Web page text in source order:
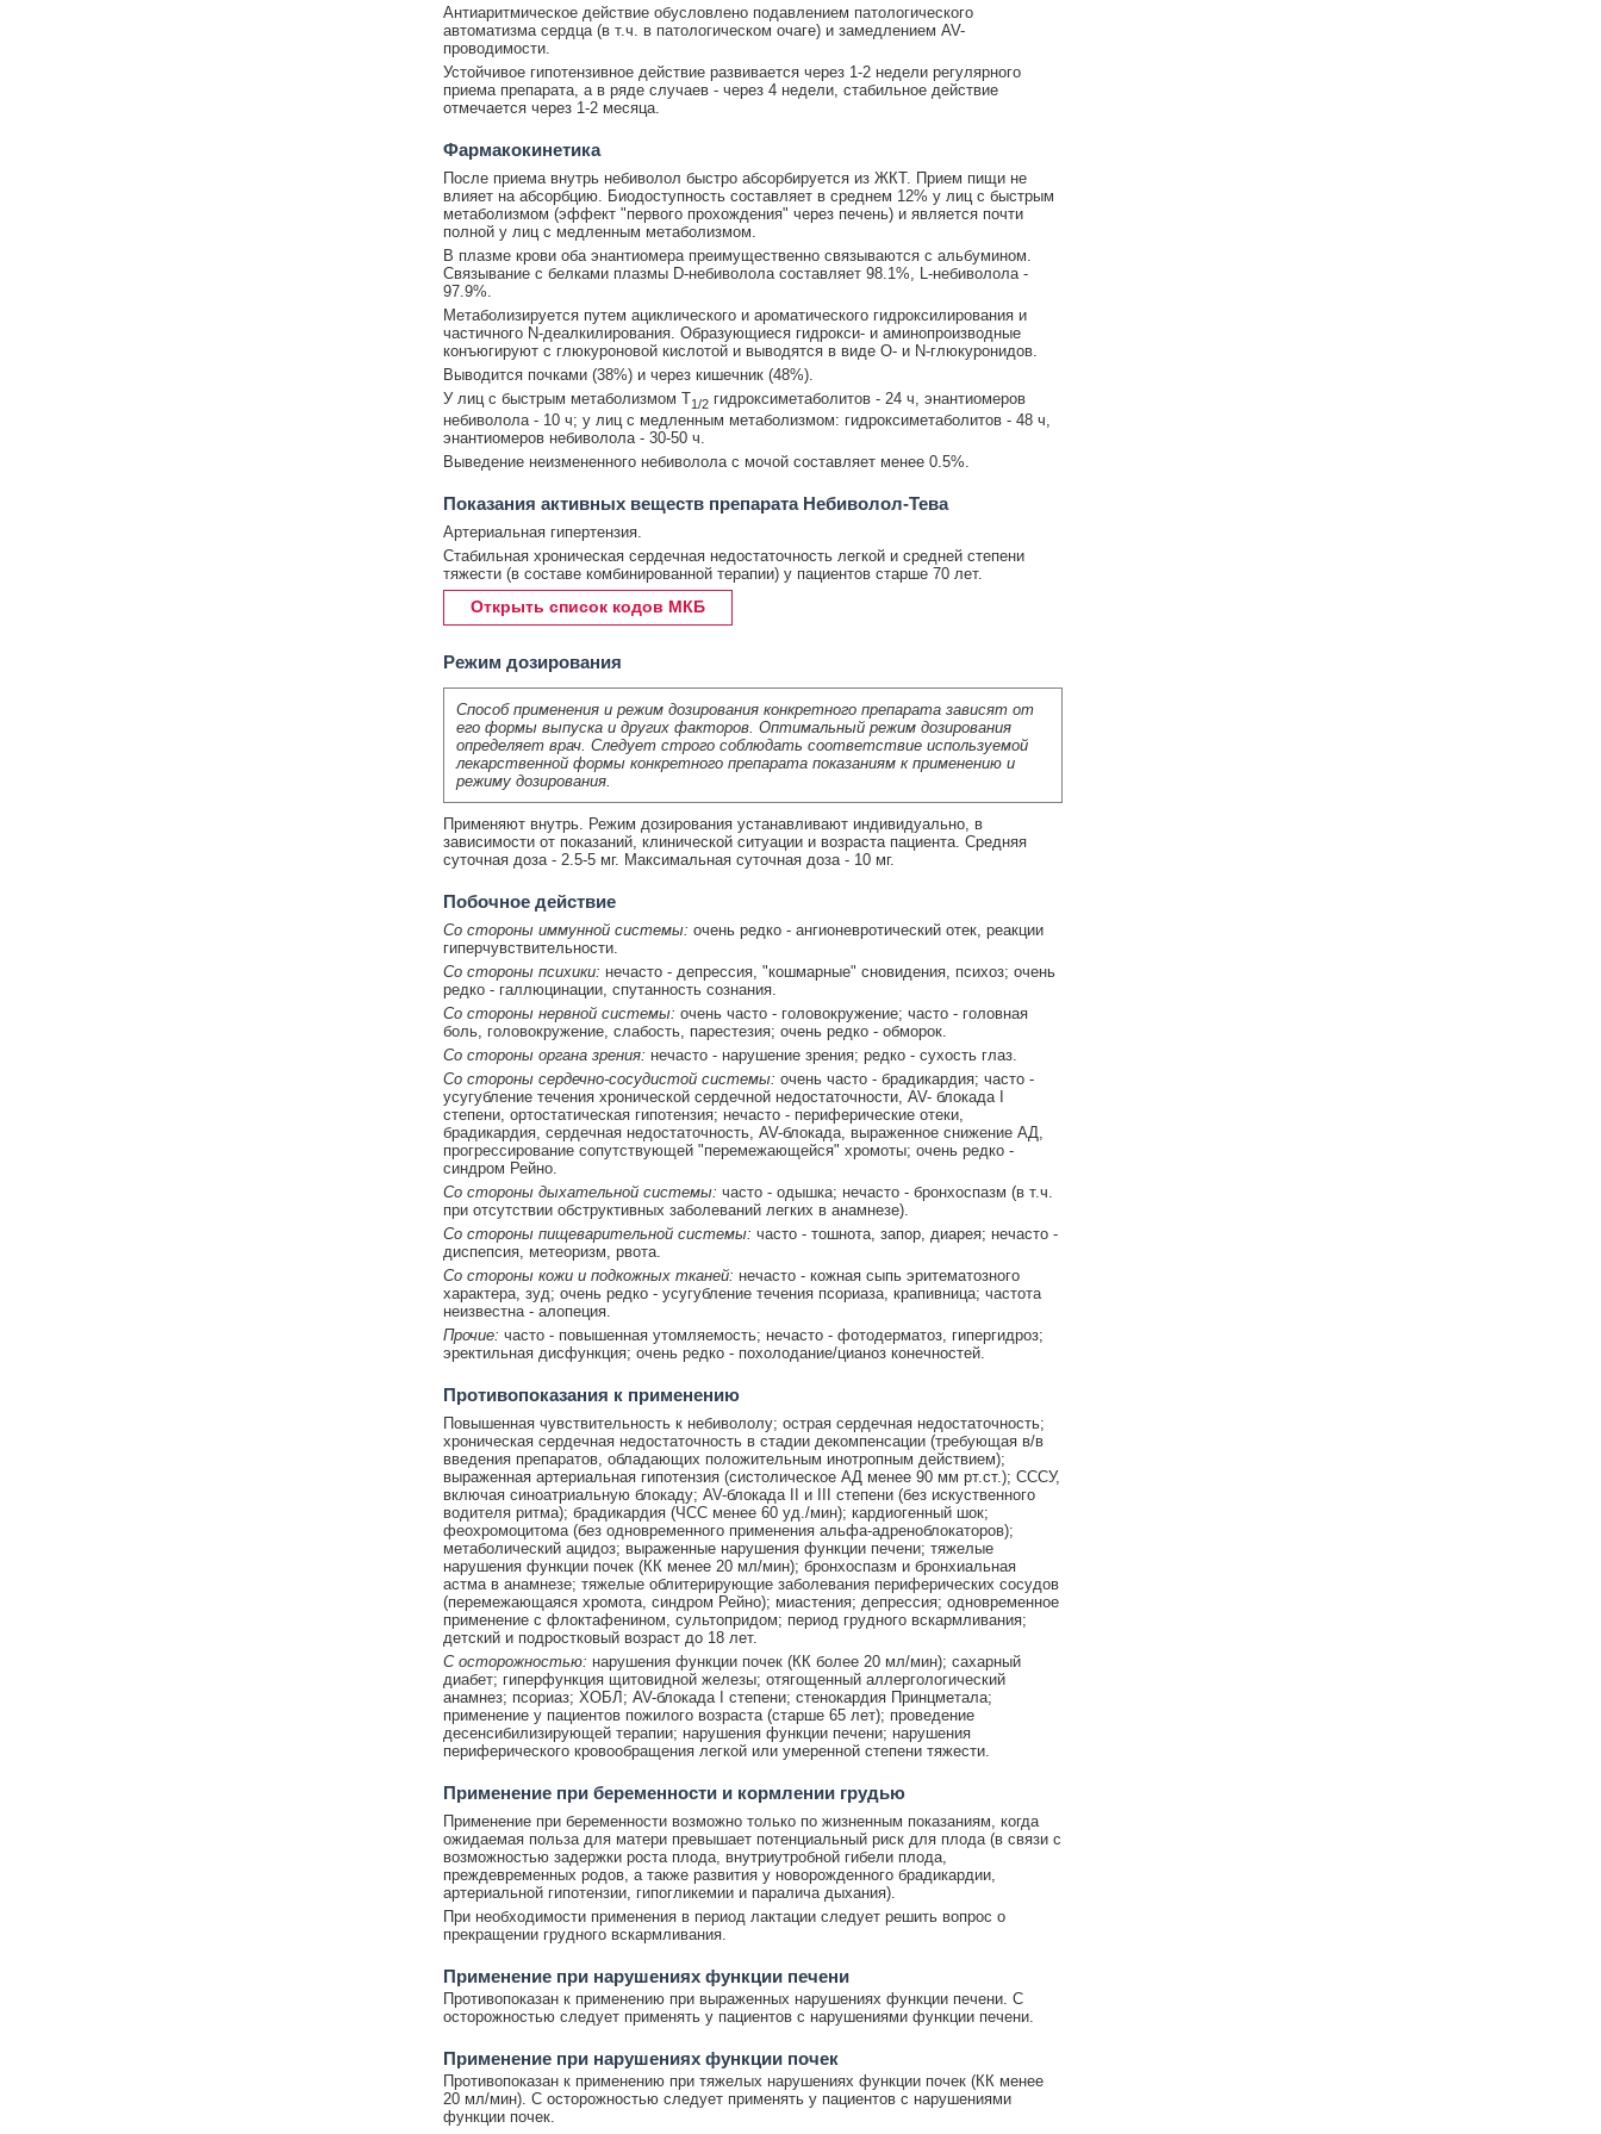
Антиаритмическое действие обусловлено подавлением патологического
автоматизма сердца (в т.ч. в патологическом очаге) и замедлением AV-
проводимости.
Устойчивое гипотензивное действие развивается через 1-2 недели регулярного
приема препарата, а в ряде случаев - через 4 недели, стабильное действие
отмечается через 1-2 месяца.
Фармакокинетика
После приема внутрь небиволол быстро абсорбируется из ЖКТ. Прием пищи не
влияет на абсорбцию. Биодоступность составляет в среднем 12% у лиц с быстрым
метаболизмом (эффект "первого прохождения" через печень) и является почти
полной у лиц с медленным метаболизмом.
В плазме крови оба энантиомера преимущественно связываются с альбумином.
Связывание с белками плазмы D-небиволола составляет 98.1%, L-небиволола -
97.9%.
Метаболизируется путем ациклического и ароматического гидроксилирования и
частичного N-деалкилирования. Образующиеся гидрокси- и аминопроизводные
конъюгируют с глюкуроновой кислотой и выводятся в виде О- и N-глюкуронидов.
Выводится почками (38%) и через кишечник (48%).
У лиц с быстрым метаболизмом T1/2гидроксиметаболитов - 24 ч, энантиомеров
небиволола - 10 ч; у лиц с медленным метаболизмом: гидроксиметаболитов - 48 ч,
энантиомеров небиволола - 30-50 ч.
Выведение неизмененного небиволола с мочой составляет менее 0.5%.
Показания активных веществ препарата Небиволол-Тева
Артериальная гипертензия.
Стабильная хроническая сердечная недостаточность легкой и средней степени
тяжести (в составе комбинированной терапии) у пациентов старше 70 лет.
Открыть список кодов МКБ
Режим дозирования
Способ применения и режим дозирования конкретного препарата зависят от
его формы выпуска и других факторов. Оптимальный режим дозирования
определяет врач. Следует строго соблюдать соответствие используемой
лекарственной формы конкретного препарата показаниям к применению и
режиму дозирования.
Применяют внутрь. Режим дозирования устанавливают индивидуально, в
зависимости от показаний, клинической ситуации и возраста пациента. Средняя
суточная доза - 2.5-5 мг. Максимальная суточная доза - 10 мг.
Побочное действие
Со стороны иммунной системы: очень редко - ангионевротический отек, реакции
гиперчувствительности.
Со стороны психики: нечасто - депрессия, "кошмарные" сновидения, психоз; очень
редко - галлюцинации, спутанность сознания.
Со стороны нервной системы: очень часто - головокружение; часто - головная
боль, головокружение, слабость, парестезия; очень редко - обморок.
Со стороны органа зрения: нечасто - нарушение зрения; редко - сухость глаз.
Со стороны сердечно-сосудистой системы: очень часто - брадикардия; часто -
усугубление течения хронической сердечной недостаточности, AV- блокада I
степени, ортостатическая гипотензия; нечасто - периферические отеки,
брадикардия, сердечная недостаточность, AV-блокада, выраженное снижение АД,
прогрессирование сопутствующей "перемежающейся" хромоты; очень редко -
синдром Рейно.
Со стороны дыхательной системы: часто - одышка; нечасто - бронхоспазм (в т.ч.
при отсутствии обструктивных заболеваний легких в анамнезе).
Со стороны пищеварительной системы: часто - тошнота, запор, диарея; нечасто -
диспепсия, метеоризм, рвота.
Со стороны кожи и подкожных тканей: нечасто - кожная сыпь эритематозного
характера, зуд; очень редко - усугубление течения псориаза, крапивница; частота
неизвестна - алопеция.
Прочие: часто - повышенная утомляемость; нечасто - фотодерматоз, гипергидроз;
эректильная дисфункция; очень редко - похолодание/цианоз конечностей.
Противопоказания к применению
Повышенная чувствительность к небивололу; острая сердечная недостаточность;
хроническая сердечная недостаточность в стадии декомпенсации (требующая в/в
введения препаратов, обладающих положительным инотропным действием);
выраженная артериальная гипотензия (систолическое АД менее 90 мм рт.ст.); СССУ,
включая синоатриальную блокаду; AV-блокада II и III степени (без искуственного
водителя ритма); брадикардия (ЧСС менее 60 уд./мин); кардиогенный шок;
феохромоцитома (без одновременного применения альфа-адреноблокаторов);
метаболический ацидоз; выраженные нарушения функции печени; тяжелые
нарушения функции почек (КК менее 20 мл/мин); бронхоспазм и бронхиальная
астма в анамнезе; тяжелые облитерирующие заболевания периферических сосудов
(перемежающаяся хромота, синдром Рейно); миастения; депрессия; одновременное
применение с флоктафенином, сультопридом; период грудного вскармливания;
детский и подростковый возраст до 18 лет.
С осторожностью: нарушения функции почек (КК более 20 мл/мин); сахарный
диабет; гиперфункция щитовидной железы; отягощенный аллергологический
анамнез; псориаз; ХОБЛ; AV-блокада I степени; стенокардия Принцметала;
применение у пациентов пожилого возраста (старше 65 лет); проведение
десенсибилизирующей терапии; нарушения функции печени; нарушения
периферического кровообращения легкой или умеренной степени тяжести.
Применение при беременности и кормлении грудью
Применение при беременности возможно только по жизненным показаниям, когда
ожидаемая польза для матери превышает потенциальный риск для плода (в связи с
возможностью задержки роста плода, внутриутробной гибели плода,
преждевременных родов, а также развития у новорожденного брадикардии,
артериальной гипотензии, гипогликемии и паралича дыхания).
При необходимости применения в период лактации следует решить вопрос о
прекращении грудного вскармливания.
Применение при нарушениях функции печени
Противопоказан к применению при выраженных нарушениях функции печени. С
осторожностью следует применять у пациентов с нарушениями функции печени.
Применение при нарушениях функции почек
Противопоказан к применению при тяжелых нарушениях функции почек (КК менее
20 мл/мин). С осторожностью следует применять у пациентов с нарушениями
функции почек.